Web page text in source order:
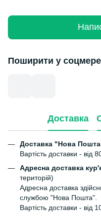
Поширити у
Доставка
Доставка "Нова
Вартість доставки - від
Адресна доставка
територій)
Адресна доставка
службою "Нова Пошта".
Вартість доставки - від